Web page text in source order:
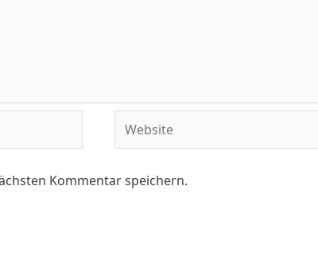
Kommentar speichern.